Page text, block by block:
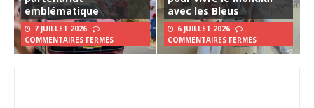
emblématique
7 JUILLET 2026
COMMENTAIRES FERMÉS
avec les Bleus
6 JUILLET 2026
COMMENTAIRES FERMÉS